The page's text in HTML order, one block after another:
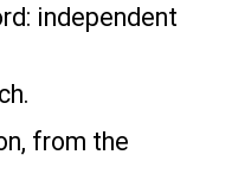
independent
from the